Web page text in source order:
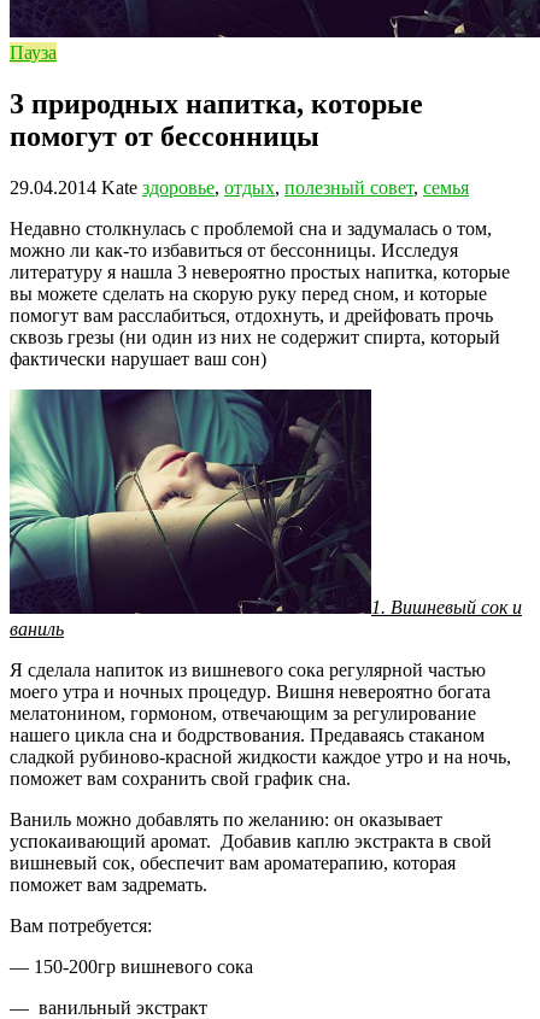
Пауза
3 природных напитка, которые
помогут от бессонницы
29.04.2014 Kate здоровье, отдых, полезный совет, семья
Недавно столкнулась с проблемой сна и задумалась о том,
можно ли как-то избавиться от бессонницы. Исследуя
литературу я нашла 3 невероятно простых напитка, которые
вы можете сделать на скорую руку перед сном, и которые
помогут вам расслабиться, отдохнуть, и дрейфовать прочь
сквозь грезы (ни один из них не содержит спирта, который
фактически нарушает ваш сон)
1. Вишневый сок и
ваниль
Я сделала напиток из вишневого сока регулярной частью
моего утра и ночных процедур. Вишня невероятно богата
мелатонином, гормоном, отвечающим за регулирование
нашего цикла сна и бодрствования. Предаваясь стаканом
сладкой рубиново-красной жидкости каждое утро и на ночь,
поможет вам сохранить свой график сна.
Ваниль можно добавлять по желанию: он оказывает
успокаивающий аромат. Добавив каплю экстракта в свой
вишневый сок, обеспечит вам ароматерапию, которая
поможет вам задремать.
Вам потребуется:
— 150-200гр вишневого сока
— ванильный экстракт